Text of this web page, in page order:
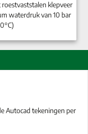
klepveer
waterdruk van 10 bar
Autocad tekeningen per